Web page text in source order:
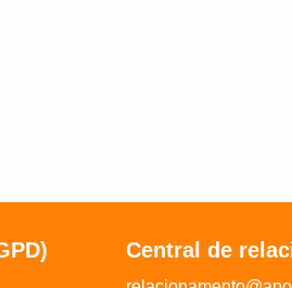
Central de